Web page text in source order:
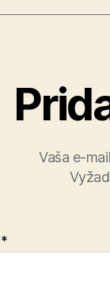
Vaša e-
*